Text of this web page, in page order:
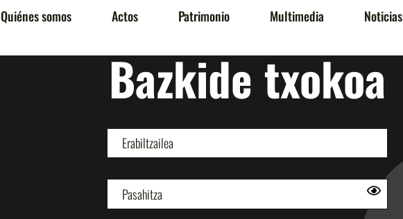
Quiénes somos Actos Patrimonio Multimedia Noticias
Bazkide txokoa